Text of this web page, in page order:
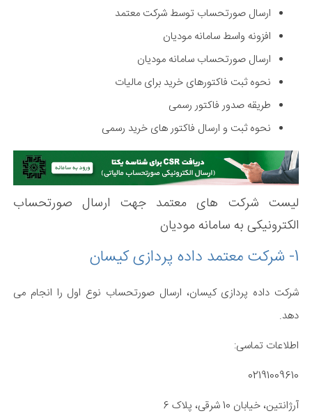
ارسال صورتحساب توسط شرکت معتمد
افزونه واسط سامانه مودیان
ارسال صورتحساب سامانه مودیان
نحوه ثبت فاکتورهای خرید برای مالیات
طریقه صدور فاکتور رسمی
نحوه ثبت و ارسال فاکتور های خرید رسمی
لیست شرکت های معتمد جهت ارسال صورتحساب
الکترونیکی به سامانه مودیان
1- شرکت معتمد داده پردازی کیسان
شرکت داده پردازی کیسان، ارسال صورتحساب نوع اول را انجام می
دهد.
اطلاعات تماسی:
02191009610
آرژانتین، خیابان 10 شرقی، پلاک 6